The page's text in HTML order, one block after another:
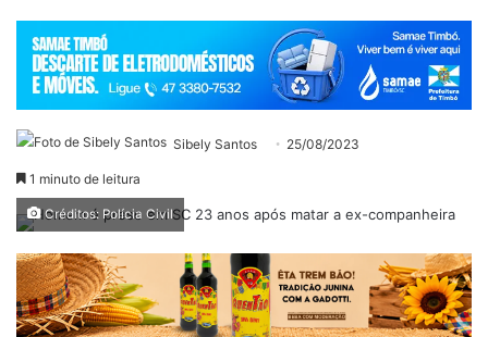
Sibely Santos 25/08/2023
1 minuto de leitura
Créditos: Polícia Civil